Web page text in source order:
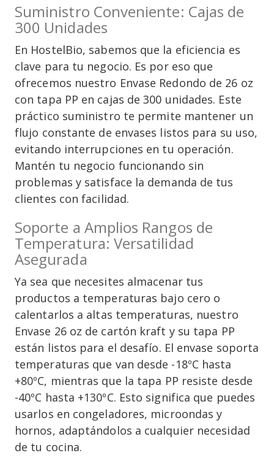
Suministro Conveniente: Cajas de
300 Unidades
En HostelBio, sabemos que la eficiencia es
clave para tu negocio. Es por eso que
ofrecemos nuestro Envase Redondo de 26 oz
con tapa PP en cajas de 300 unidades. Este
práctico suministro te permite mantener un
flujo constante de envases listos para su uso,
evitando interrupciones en tu operación.
Mantén tu negocio funcionando sin
problemas y satisface la demanda de tus
clientes con facilidad.
Soporte a Amplios Rangos de
Temperatura: Versatilidad
Asegurada
Ya sea que necesites almacenar tus
productos a temperaturas bajo cero o
calentarlos a altas temperaturas, nuestro
Envase 26 oz de cartón kraft y su tapa PP
están listos para el desafío. El envase soporta
temperaturas que van desde -18ºC hasta
+80ºC, mientras que la tapa PP resiste desde
-40ºC hasta +130ºC. Esto significa que puedes
usarlos en congeladores, microondas y
hornos, adaptándolos a cualquier necesidad
de tu cocina.